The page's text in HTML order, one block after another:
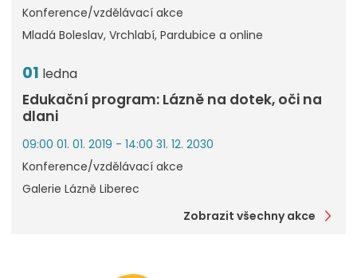
Konference/vzdělávací akce
Mladá Boleslav, Vrchlabí, Pardubice a online
01 ledna
Edukační program: Lázně na dotek, oči na
dlani
09:00 01. 01. 2019 - 14:00 31. 12. 2030
Konference/vzdělávací akce
Galerie Lázně Liberec
Zobrazit všechny akce